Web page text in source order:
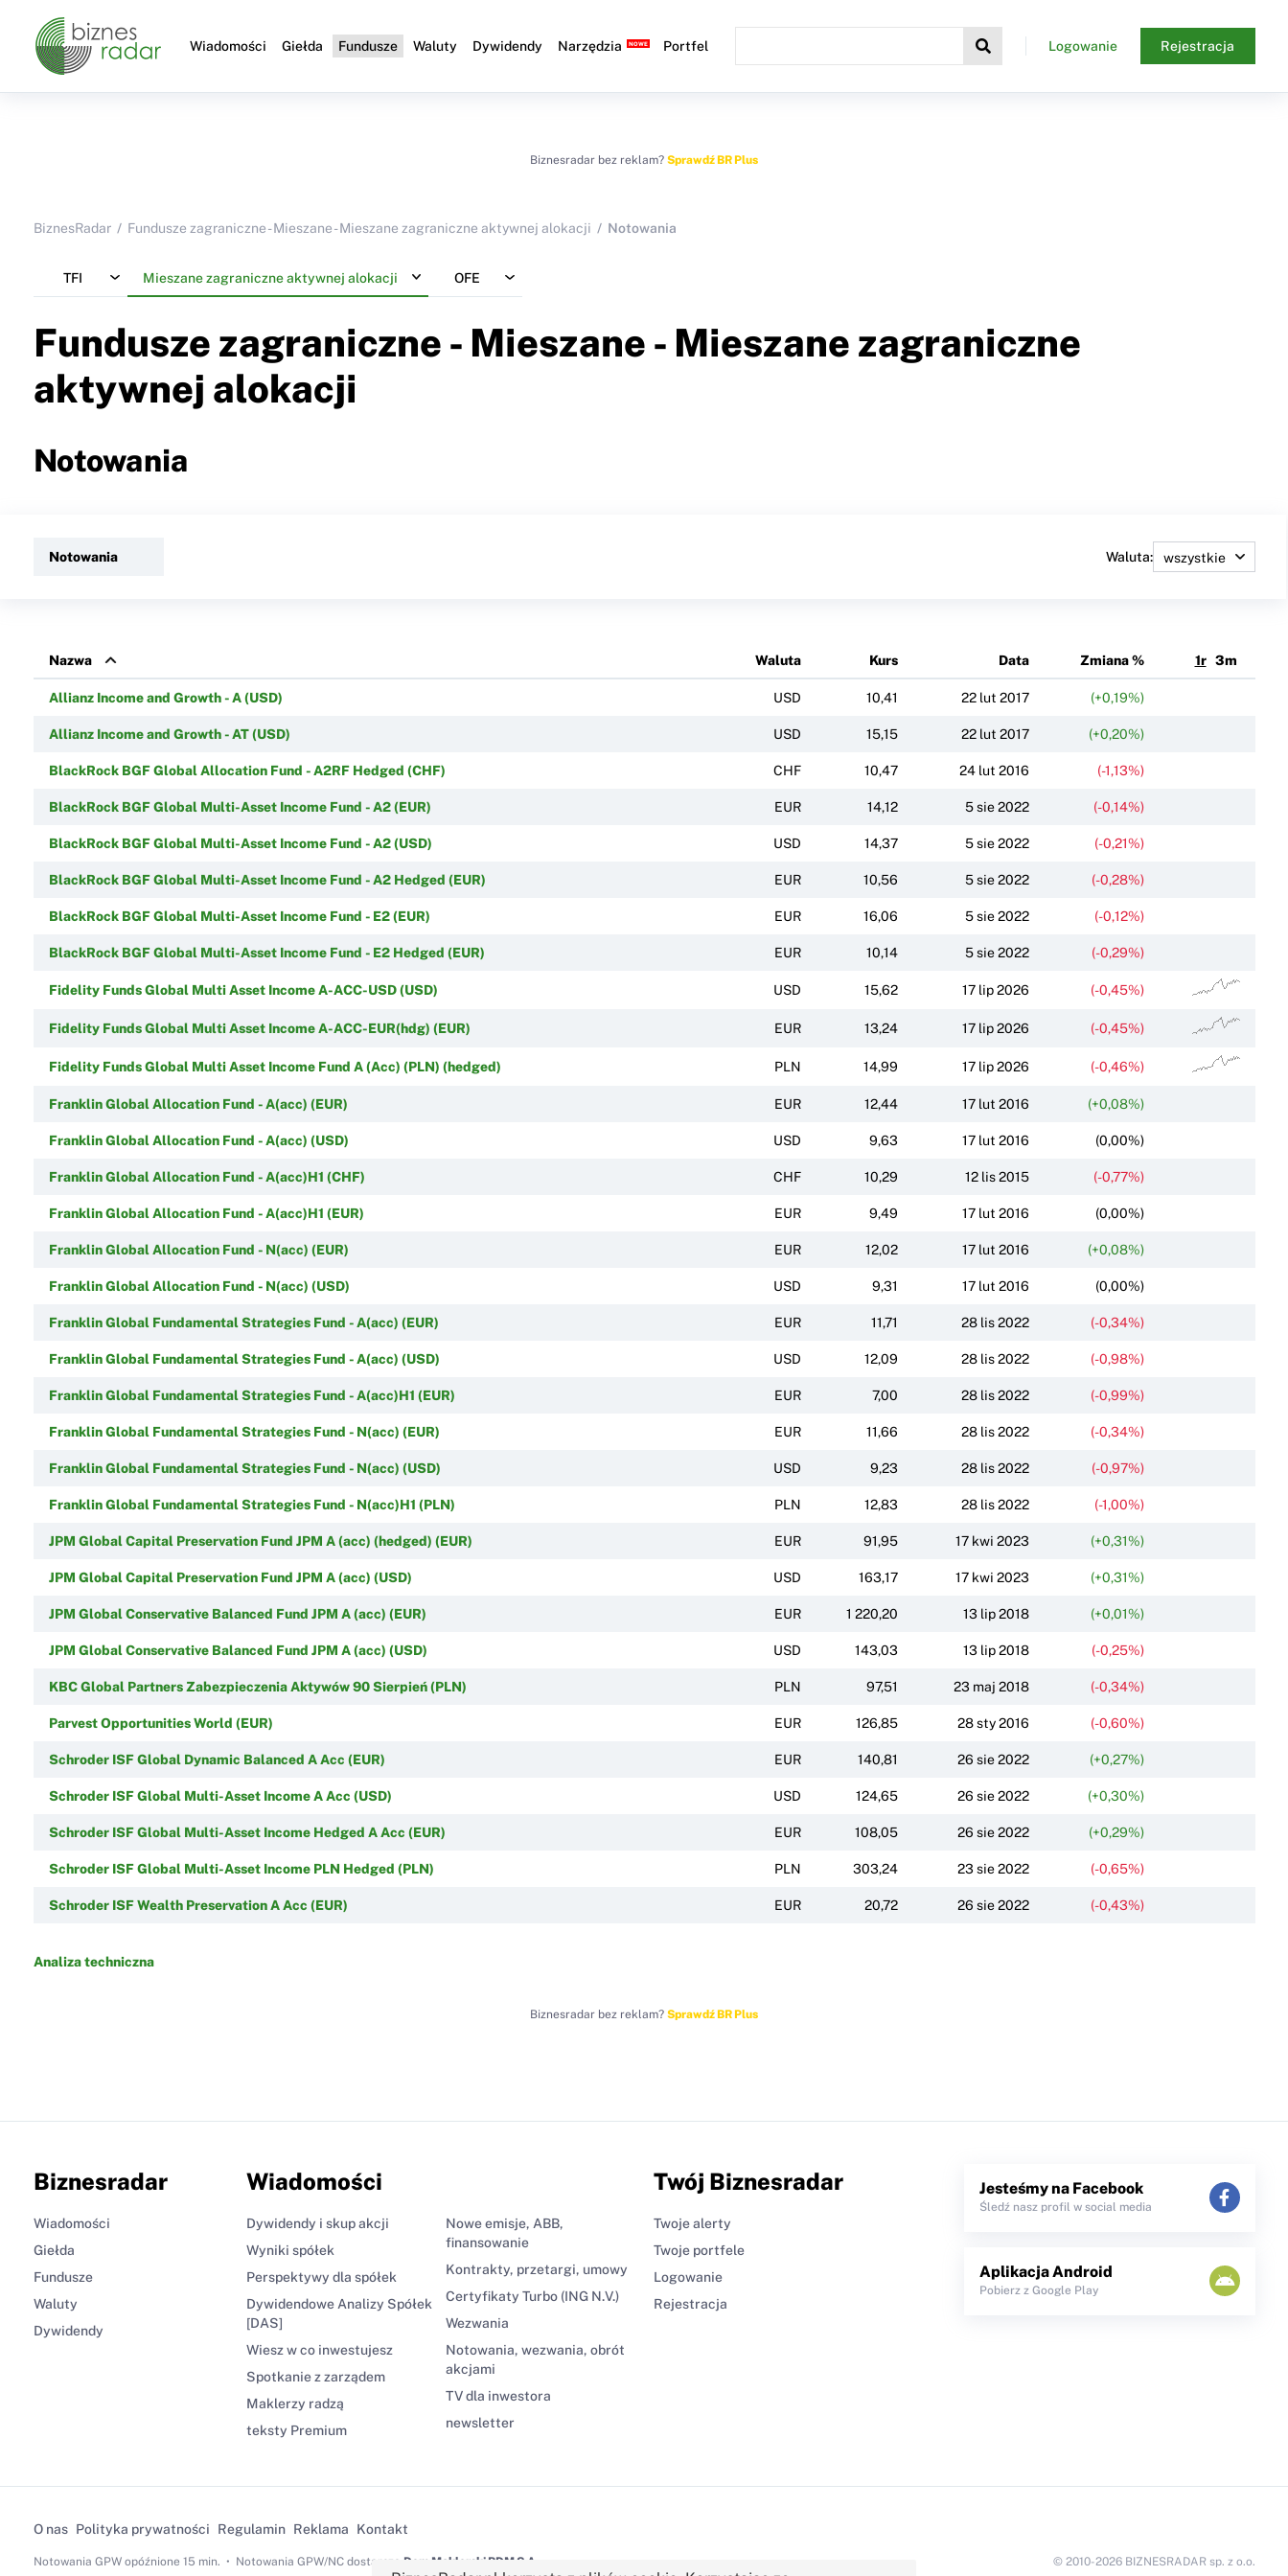
Wiadomości Giełda Fundusze Waluty Dywidendy Narzędzia Portfel Logowanie Rejestracja
Biznesradar bez reklam? Sprawdź BR Plus
BiznesRadar Fundusze zagraniczne - Mieszane - Mieszane zagraniczne aktywnej alokacji Notowania
TFI Mieszane zagraniczne aktywnej alokacji OFE
Fundusze zagraniczne - Mieszane - Mieszane zagraniczne
aktywnej alokacji
Notowania
Notowania Waluta:
Nazwa Waluta Kurs Data Zmiana % 1r 3m
Allianz Income and Growth - A (USD) USD 10,41 22 lut 2017 (+0,19%)
Allianz Income and Growth - AT (USD) USD 15,15 22 lut 2017 (+0,20%)
BlackRock BGF Global Allocation Fund - A2RF Hedged (CHF) CHF 10,47 24 lut 2016 (-1,13%)
BlackRock BGF Global Multi-Asset Income Fund - A2 (EUR) EUR 14,12 5 sie 2022 (-0,14%)
BlackRock BGF Global Multi-Asset Income Fund - A2 (USD) USD 14,37 5 sie 2022 (-0,21%)
BlackRock BGF Global Multi-Asset Income Fund - A2 Hedged (EUR) EUR 10,56 5 sie 2022 (-0,28%)
BlackRock BGF Global Multi-Asset Income Fund - E2 (EUR) EUR 16,06 5 sie 2022 (-0,12%)
BlackRock BGF Global Multi-Asset Income Fund - E2 Hedged (EUR) EUR 10,14 5 sie 2022 (-0,29%)
Fidelity Funds Global Multi Asset Income A-ACC-USD (USD) USD 15,62 17 lip 2026 (-0,45%)
Fidelity Funds Global Multi Asset Income A-ACC-EUR(hdg) (EUR) EUR 13,24 17 lip 2026 (-0,45%)
Fidelity Funds Global Multi Asset Income Fund A (Acc) (PLN) (hedged) PLN 14,99 17 lip 2026 (-0,46%)
Franklin Global Allocation Fund - A(acc) (EUR) EUR 12,44 17 lut 2016 (+0,08%)
Franklin Global Allocation Fund - A(acc) (USD) USD 9,63 17 lut 2016 (0,00%)
Franklin Global Allocation Fund - A(acc)H1 (CHF) CHF 10,29 12 lis 2015 (-0,77%)
Franklin Global Allocation Fund - A(acc)H1 (EUR) EUR 9,49 17 lut 2016 (0,00%)
Franklin Global Allocation Fund - N(acc) (EUR) EUR 12,02 17 lut 2016 (+0,08%)
Franklin Global Allocation Fund - N(acc) (USD) USD 9,31 17 lut 2016 (0,00%)
Franklin Global Fundamental Strategies Fund - A(acc) (EUR) EUR 11,71 28 lis 2022 (-0,34%)
Franklin Global Fundamental Strategies Fund - A(acc) (USD) USD 12,09 28 lis 2022 (-0,98%)
Franklin Global Fundamental Strategies Fund - A(acc)H1 (EUR) EUR 7,00 28 lis 2022 (-0,99%)
Franklin Global Fundamental Strategies Fund - N(acc) (EUR) EUR 11,66 28 lis 2022 (-0,34%)
Franklin Global Fundamental Strategies Fund - N(acc) (USD) USD 9,23 28 lis 2022 (-0,97%)
Franklin Global Fundamental Strategies Fund - N(acc)H1 (PLN) PLN 12,83 28 lis 2022 (-1,00%)
JPM Global Capital Preservation Fund JPM A (acc) (hedged) (EUR) EUR 91,95 17 kwi 2023 (+0,31%)
JPM Global Capital Preservation Fund JPM A (acc) (USD) USD 163,17 17 kwi 2023 (+0,31%)
JPM Global Conservative Balanced Fund JPM A (acc) (EUR) EUR 1 220,20 13 lip 2018 (+0,01%)
JPM Global Conservative Balanced Fund JPM A (acc) (USD) USD 143,03 13 lip 2018 (-0,25%)
KBC Global Partners Zabezpieczenia Aktywów 90 Sierpień (PLN) PLN 97,51 23 maj 2018 (-0,34%)
Parvest Opportunities World (EUR) EUR 126,85 28 sty 2016 (-0,60%)
Schroder ISF Global Dynamic Balanced A Acc (EUR) EUR 140,81 26 sie 2022 (+0,27%)
Schroder ISF Global Multi-Asset Income A Acc (USD) USD 124,65 26 sie 2022 (+0,30%)
Schroder ISF Global Multi-Asset Income Hedged A Acc (EUR) EUR 108,05 26 sie 2022 (+0,29%)
Schroder ISF Global Multi-Asset Income PLN Hedged (PLN) PLN 303,24 23 sie 2022 (-0,65%)
Schroder ISF Wealth Preservation A Acc (EUR) EUR 20,72 26 sie 2022 (-0,43%)
Analiza techniczna
Biznesradar bez reklam? Sprawdź BR Plus
Biznesradar
Wiadomości
Giełda
Fundusze
Waluty
Dywidendy
Wiadomości
Dywidendy i skup akcji
Wyniki spółek
Perspektywy dla spółek
Dywidendowe Analizy Spółek
[DAS]
Wiesz w co inwestujesz
Spotkanie z zarządem
Maklerzy radzą
teksty Premium
Nowe emisje, ABB,
finansowanie
Kontrakty, przetargi, umowy
Certyfikaty Turbo (ING N.V.)
Wezwania
Notowania, wezwania, obrót
akcjami
TV dla inwestora
newsletter
Twój Biznesradar
Twoje alerty
Twoje portfele
Logowanie
Rejestracja
Jesteśmy na Facebook
Śledź nasz profil w social media
Aplikacja Android
Pobierz z Google Play
O nas Polityka prywatności Regulamin Reklama Kontakt
Notowania GPWopóźnione 15 min. Notowania GPW/NC dostarcza Dom Maklerski BDM S.A.
© 2010-2026 BIZNESRADAR sp. z o.o.